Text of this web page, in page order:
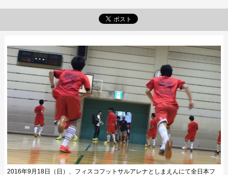
2016年9月18日（日）、フィスコフットサルアレナとしまえんにて全日本フ